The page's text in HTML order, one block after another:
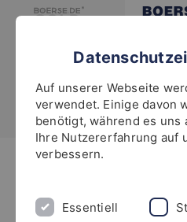
Risiken und
Auf unserer Webseite
verwendet. Einige davon
benötigt, während es uns
Ihre Nutzererfahrung auf
verbessern.
Essentiell